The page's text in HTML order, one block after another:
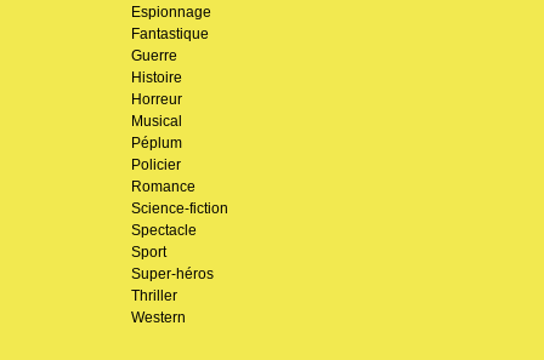
Espionnage
Fantastique
Guerre
Histoire
Horreur
Musical
Péplum
Policier
Romance
Science-fiction
Spectacle
Sport
Super-héros
Thriller
Western